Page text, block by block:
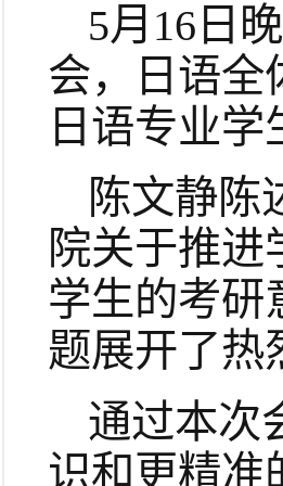
5月16日
会，日语全
日语专业
陈文静陈
院关于推
学生的考研
题展开了热
通过本次
识和更精准